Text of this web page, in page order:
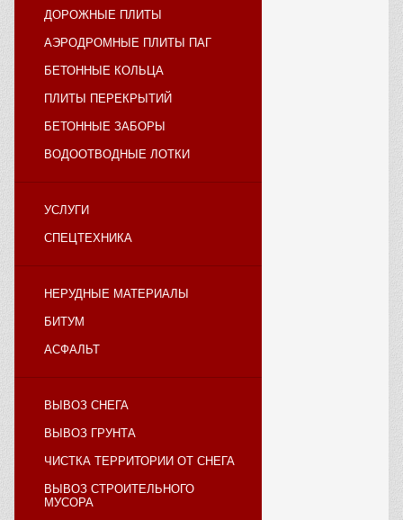
ДОРОЖНЫЕ ПЛИТЫ
АЭРОДРОМНЫЕ ПЛИТЫ ПАГ
БЕТОННЫЕ КОЛЬЦА
ПЛИТЫ ПЕРЕКРЫТИЙ
БЕТОННЫЕ ЗАБОРЫ
ВОДООТВОДНЫЕ ЛОТКИ
УСЛУГИ
СПЕЦТЕХНИКА
НЕРУДНЫЕ МАТЕРИАЛЫ
БИТУМ
АСФАЛЬТ
ВЫВОЗ СНЕГА
ВЫВОЗ ГРУНТА
ЧИСТКА ТЕРРИТОРИИ ОТ СНЕГА
ВЫВОЗ СТРОИТЕЛЬНОГО
МУСОРА